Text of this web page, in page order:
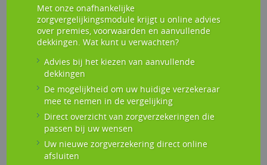
Met onze onafhankelijke
zorgvergelijkingsmodule krijgt u online advies
over premies, voorwaarden en aanvullende
dekkingen. Wat kunt u verwachten?
Advies bij het kiezen van aanvullende
dekkingen
De mogelijkheid om uw huidige verzekeraar
mee te nemen in de vergelijking
Direct overzicht van zorgverzekeringen die
passen bij uw wensen
Uw nieuwe zorgverzekering direct online
afsluiten